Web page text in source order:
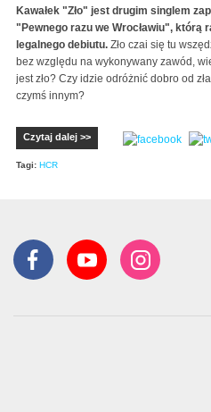
Kawałek "Zło" jest drugim singlem
"Pewnego razu we Wrocławiu", którą
legalnego debiutu. Zło czai się tu
bez względu na wykonywany zawód,
jest zło? Czy idzie odróżnić dobro od
czymś innym?
Czytaj dalej >>
Tagi: HCR